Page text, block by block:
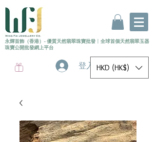
永輝首飾（香港）- 優質天然翡翠珠寶批發 〡 全球首個天然翡翠玉器
珠寶公開批發網上平台
登入 HKD (HK$)